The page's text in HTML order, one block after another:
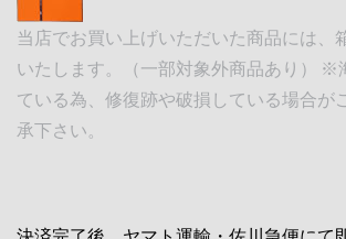
当店でお買い上げいただいた商品には、
いたします。（一部対象外商品あり） ※
ている為、修復跡や破損している場合が
承下さい。